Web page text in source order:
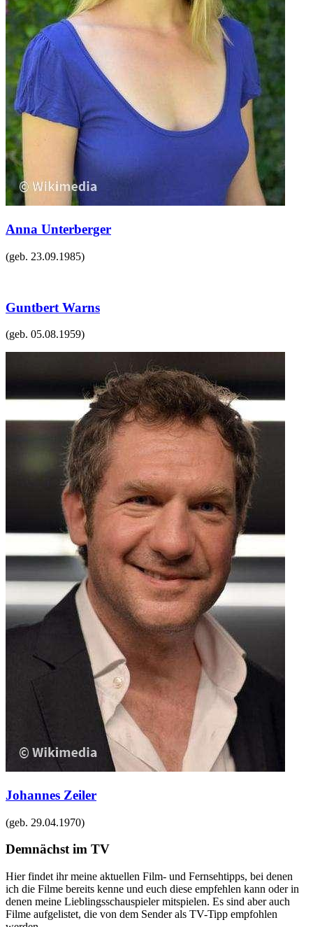
Anna Unterberger
(geb. 23.09.1985)
Guntbert Warns
(geb. 05.08.1959)
Johannes Zeiler
(geb. 29.04.1970)
Demnächst im TV
Hier findet ihr meine aktuellen Film- und Fernsehtipps, bei denen
ich die Filme bereits kenne und euch diese empfehlen kann oder in
denen meine Lieblingsschauspieler mitspielen. Es sind aber auch
Filme aufgelistet, die von dem Sender als TV-Tipp empfohlen